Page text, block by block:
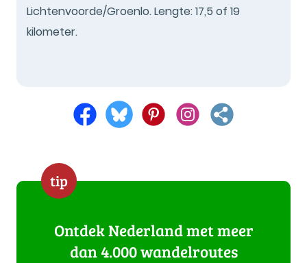
Lichtenvoorde/Groenlo. Lengte: 17,5 of 19
kilometer.
tip
Ontdek Nederland met meer
dan 4.000 wandelroutes